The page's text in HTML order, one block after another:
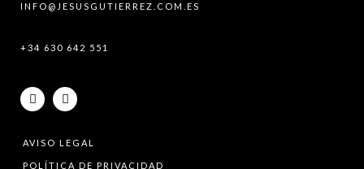
INFO@JESUSGUTIERREZ.COM.ES
+34 630 642 551
AVISO LEGAL
POLÍTICA DE PRIVACIDAD